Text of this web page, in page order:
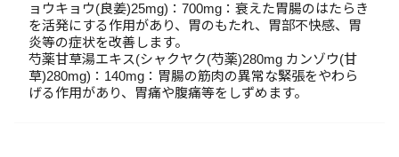
ョウキョウ(良姜)25mg)：700mg：衰えた胃腸のはたらき
を活発にする作用があり、胃のもたれ、胃部不快感、胃
炎等の症状を改善します。
芍薬甘草湯エキス(シャクヤク(芍薬)280mg カンゾウ(甘
草)280mg)：140mg：胃腸の筋肉の異常な緊張をやわら
げる作用があり、胃痛や腹痛等をしずめます。